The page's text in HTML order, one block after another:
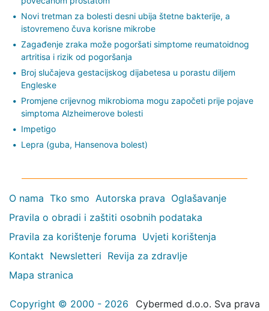
Novi tretman za bolesti desni ubija štetne bakterije, a
istovremeno čuva korisne mikrobe
Zagađenje zraka može pogoršati simptome reumatoidnog
artritisa i rizik od pogoršanja
Broj slučajeva gestacijskog dijabetesa u porastu diljem
Engleske
Promjene crijevnog mikrobioma mogu započeti prije pojave
simptoma Alzheimerove bolesti
Impetigo
Lepra (guba, Hansenova bolest)
O nama Tko smo Autorska prava Oglašavanje
Pravila o obradi i zaštiti osobnih podataka
Pravila za korištenje foruma Uvjeti korištenja
Kontakt Newsletteri Revija za zdravlje
Mapa stranica
Copyright © 2000 - 2026
Cybermed d.o.o. Sva prava